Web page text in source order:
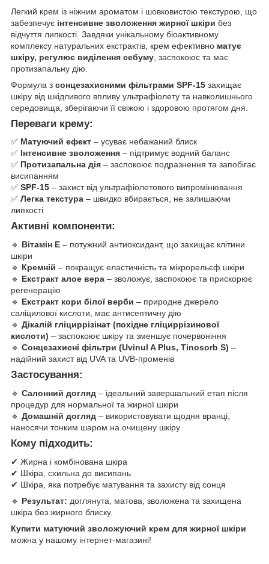
Легкий крем із ніжним ароматом і шовковистою текстурою, що
забезпечує інтенсивне зволоження жирної шкіри без
відчуття липкості. Завдяки унікальному біоактивному
комплексу натуральних екстрактів, крем ефективно матує
шкіру, регулює виділення себуму , заспокоює та має
протизапальну дію.
Формула з сонцезахисними фільтрами SPF-15 захищає
шкіру від шкідливого впливу ультрафіолету та навколишнього
середовища, зберігаючи її свіжою і здоровою протягом дня.
Переваги крему:
✅ Матуючий ефект – усуває небажаний блиск
✅ Інтенсивне зволоження – підтримує водний баланс
✅ Протизапальна дія – заспокоює подразнення та запобігає
висипанням
✅ SPF-15 – захист від ультрафіолетового випромінювання
✅ Легка текстура – швидко вбирається, не залишаючи
липкості
Активні компоненти:
🔹 Вітамін Е – потужний антиоксидант, що захищає клітини
шкіри
🔹 Кремній – покращує еластичність та мікрорельєф шкіри
🔹 Екстракт алое вера – зволожує, заспокоює та прискорює
регенерацію
🔹 Екстракт кори білої верби – природне джерело
саліцилової кислоти, має антисептичну дію
🔹 Дікалій гліциррізінат (похідне гліциррізинової
кислоти) – заспокоює шкіру та зменшує почервоніння
🔹 Сонцезахисні фільтри (Uvinul A Plus, Tinosorb S) –
надійний захист від UVA та UVB-променів
Застосування:
🔹 Салонний догляд – ідеальний завершальний етап після
процедур для нормальної та жирної шкіри
🔹 Домашній догляд – використовувати щодня вранці,
наносячи тонким шаром на очищену шкіру
Кому підходить:
✔ Жирна і комбінована шкіра
✔ Шкіра, схильна до висипань
✔ Шкіра, яка потребує матування та захисту від сонця
🔹 Результат: доглянута, матова, зволожена та захищена
шкіра без жирного блиску.
Купити матуючий зволожуючий крем для жирної шкіри
можна у нашому інтернет-магазині!